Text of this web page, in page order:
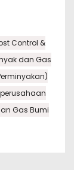
Control &
dan Gas
perusahaan
Gas Bumi